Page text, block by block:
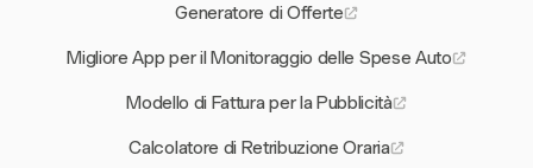
Generatore di Offerte
Migliore App per il Monitoraggio delle Spese Auto
Modello di Fattura per la Pubblicità
Calcolatore di Retribuzione Oraria